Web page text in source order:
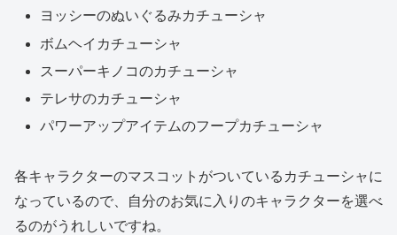
ヨッシーのぬいぐるみカチューシャ
ボムヘイカチューシャ
スーパーキノコのカチューシャ
テレサのカチューシャ
パワーアップアイテムのフープカチューシャ
各キャラクターのマスコットがついているカチューシャに
なっているので、自分のお気に入りのキャラクターを選べ
るのがうれしいですね。